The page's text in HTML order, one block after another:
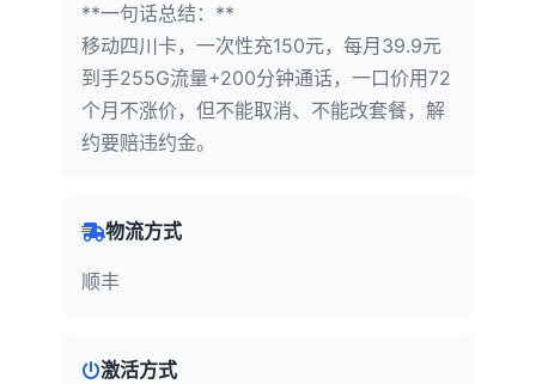
**一句话总结：**
移动四川卡，一次性充150元，每月39.9元
到手255G流量+200分钟通话，一口价用72
个月不涨价，但不能取消、不能改套餐，解
约要赔违约金。
物流方式
顺丰
激活方式